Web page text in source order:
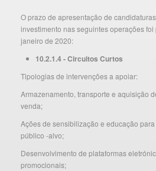
O prazo de apresentação de
investimento nas seguintes operações
janeiro de 2020:
10.2.1.4 - Circuitos Curtos
Tipologias de intervenções a apoiar:
Armazenamento, transporte e aquisição
venda;
Ações de sensibilização e educação
público -alvo;
Desenvolvimento de plataformas
promocionais;